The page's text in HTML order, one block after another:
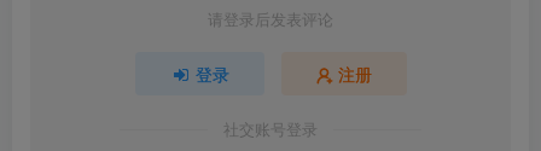
请登录后发表评论
登录 注册
社交账号登录